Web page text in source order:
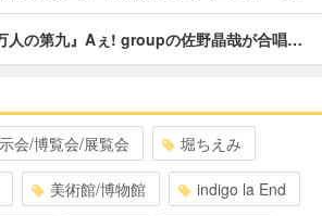
人の第九』Aぇ! groupの佐野晶哉が合唱…
会/博覧会/展覧会 堀ちえみ
美術館/博物館 indigo la End